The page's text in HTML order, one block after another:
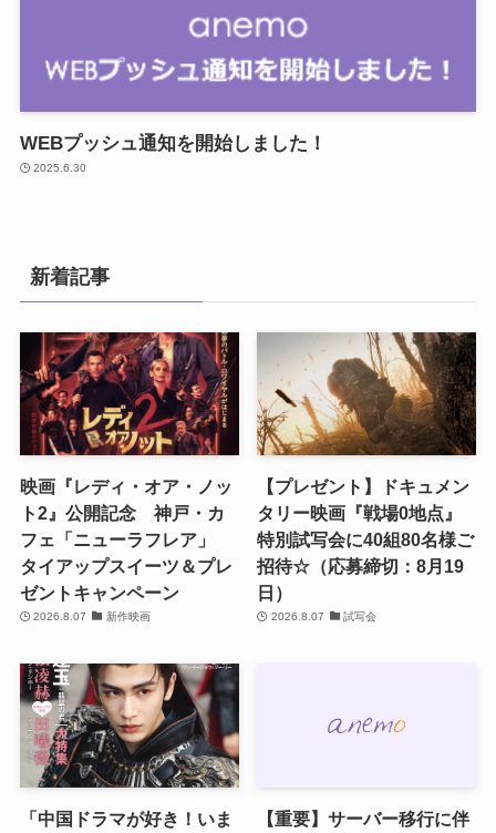
WEBプッシュ通知を開始しました！
2025.6.30
新着記事
映画『レディ・オア・ノッ
ト2』公開記念 神戸・カ
フェ「ニューラフレア」
タイアップスイーツ＆プレ
ゼントキャンペーン
2026.8.07 新作映画
【プレゼント】ドキュメン
タリー映画『戦場0地点』
特別試写会に40組80名様ご
招待☆（応募締切：8月19
日）
2026.8.07 試写会
「中国ドラマが好き！いま
【重要】サーバー移行に伴